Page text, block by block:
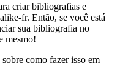
criar bibliografias e
fr. Então, se você está
sua bibliografia no
mesmo!
como fazer isso em